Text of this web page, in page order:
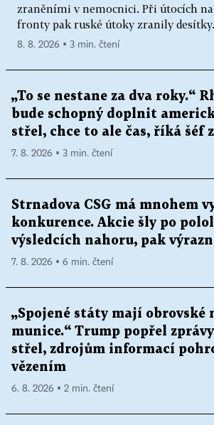
zraněními v nemocnici. Při útocích
fronty pak ruské útoky zranily
8. 8. 2026 ▪ 3 min. čtení
„To se nestane za dva roky.“
bude schopný doplnit
střel, chce to ale čas, říká šéf
7. 8. 2026 ▪ 3 min. čtení
Strnadova CSG má mnohem
konkurence. Akcie šly po
výsledcích nahoru, pak
7. 8. 2026 ▪ 6 min. čtení
„Spojené státy mají obrovské
munice.“ Trump popřel
střel, zdrojům informací
vězením
6. 8. 2026 ▪ 2 min. čtení